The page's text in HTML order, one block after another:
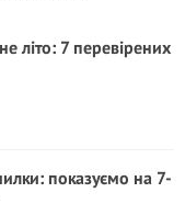
літо: 7 перевірених